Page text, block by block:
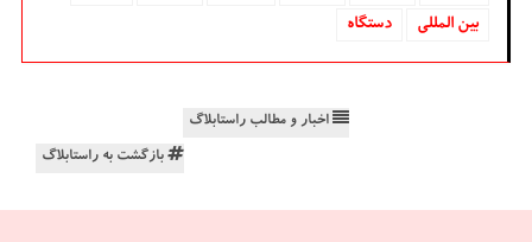
بین المللی
دستگاه
اخبار و مطالب راستابلاگ
بازگشت به راستابلاگ